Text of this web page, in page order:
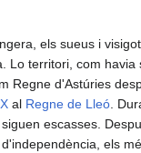
els sueus i
Lo territori, com havia
Regne d'Astúries
al Regne de Lleó.
escasses.
els